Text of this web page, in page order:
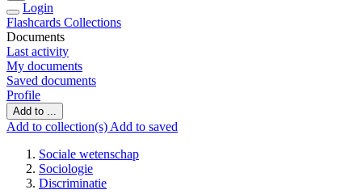
Login
Flashcards Collections
Documents
Last activity
My documents
Saved documents
Profile
Add to ...
Add to collection(s) Add to saved
Sociale wetenschap
Sociologie
Discriminatie